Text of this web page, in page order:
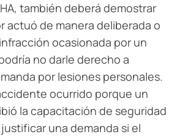
también deberá demostrar
actuó de manera deliberada o
ocasionada por un
no darle derecho a
por lesiones personales.
ocurrido porque un
la capacitación de seguridad
una demanda si el